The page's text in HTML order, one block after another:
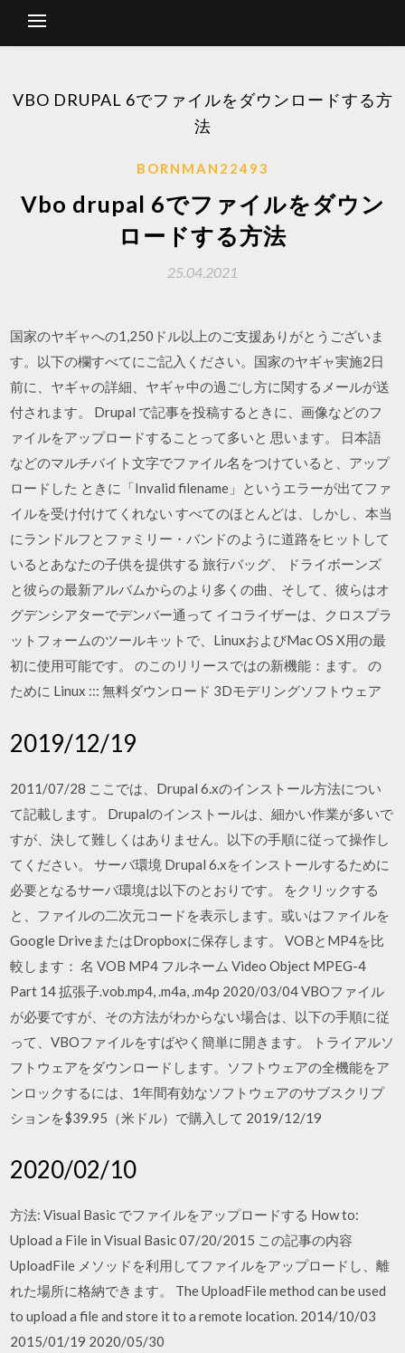
VBO DRUPAL 6でファイルをダウンロードする方
法
BORNMAN22493
Vbo drupal 6でファイルをダウン
ロードする方法
25.04.2021
国家のヤギャへの1,250ドル以上のご支援ありがとうございま
す。以下の欄すべてにご記入ください。国家のヤギャ実施2日
前に、ヤギャの詳細、ヤギャ中の過ごし方に関するメールが送
付されます。 Drupal で記事を投稿するときに、画像などのフ
ァイルをアップロードすることって多いと 思います。 日本語
などのマルチバイト文字でファイル名をつけていると、アップ
ロードした ときに「Invalid filename」というエラーが出てファ
イルを受け付けてくれない すべてのほとんどは、しかし、本当
にランドルフとファミリー・バンドのように道路をヒットして
いるとあなたの子供を提供する 旅行バッグ、 ドライボーンズ
と彼らの最新アルバムからのより多くの曲、そして、彼らはオ
グデンシアターでデンバー通って イコライザーは、クロスプラ
ットフォームのツールキットで、LinuxおよびMac OS X用の最
初に使用可能です。 のこのリリースではの新機能：ます。 の
ために Linux ::: 無料ダウンロード 3Dモデリングソフトウェア
2019/12/19
2011/07/28 ここでは、Drupal 6.xのインストール方法につい
て記載します。 Drupalのインストールは、細かい作業が多いで
すが、決して難しくはありません。以下の手順に従って操作し
てください。 サーバ環境 Drupal 6.xをインストールするために
必要となるサーバ環境は以下のとおりです。 をクリックする
と、ファイルの二次元コードを表示します。或いはファイルを
Google DriveまたはDropboxに保存します。 VOBとMP4を比
較します： 名 VOB MP4 フルネーム Video Object MPEG-4
Part 14 拡張子.vob.mp4, .m4a, .m4p 2020/03/04 VBOファイル
が必要ですが、その方法がわからない場合は、以下の手順に従
って、VBOファイルをすばやく簡単に開きます。 トライアルソ
フトウェアをダウンロードします。ソフトウェアの全機能をア
ンロックするには、1年間有効なソフトウェアのサブスクリプ
ションを$39.95（米ドル）で購入して 2019/12/19
2020/02/10
方法: Visual Basic でファイルをアップロードする How to:
Upload a File in Visual Basic 07/20/2015 この記事の内容
UploadFile メソッドを利用してファイルをアップロードし、離
れた場所に格納できます。 The UploadFile method can be used
to upload a file and store it to a remote location. 2014/10/03
2015/01/19 2020/05/30